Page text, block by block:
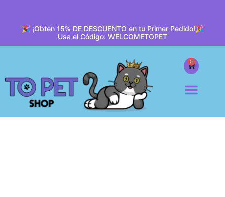
🎉 ¡Obtén 15% DE DESCUENTO en tu Primer Pedido!🎉
Usa el Código: WELCOMETOPET
0